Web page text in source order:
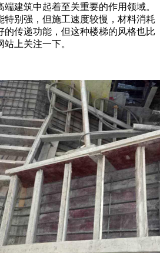
建筑中起着至关重要的作用领域。
特别强，但施工速度较慢，材料消耗
的传递功能，但这种楼梯的风格也比
上关注一下。